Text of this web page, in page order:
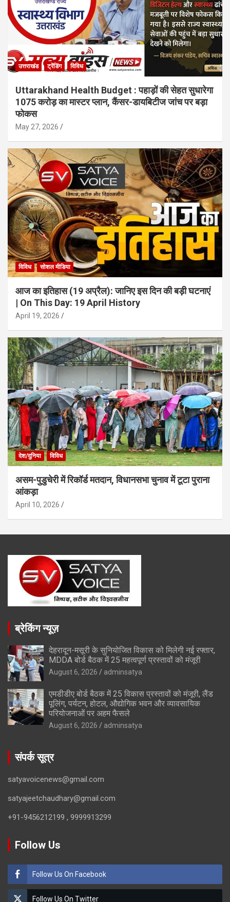
उत्तराखंड ट्रेंडिंग विविध
Uttarakhand Health Budget : पहाड़ों की सेहत सुधारेगा
1075 करोड़ का मास्टर प्लान, कैंसर-डायबिटीज जांच पर बड़ा
फोकस
May 27, 2026
विविध सोशल मीडिया
आज का इतिहास (19 अप्रैल): जानिए इस दिन की बड़ी घटनाएं
| On This Day: 19 April History
April 19, 2026
देश/दुनिया विविध
असम-पुडुचेरी में रिकॉर्ड मतदान, विधानसभा चुनाव में टूटा पुराना
आंकड़ा
April 10, 2026
ब्रेकिंग न्यूज़
देहरादून-मसूरी के सुनियोजित विकास को मिलेगी नई रफ्तार,
MDDA बोर्ड बैठक में 25 महत्वपूर्ण प्रस्तावों को मंजूरी
August 6, 2026 adminsatya
एमडीडीए बोर्ड बैठक में 25 विकास प्रस्तावों को मंजूरी, लैंड
पूलिंग, पर्यटन, होटल, औद्योगिक भवन और व्यावसायिक
परियोजनाओं पर अहम फैसले
August 6, 2026 adminsatya
संपर्क सूत्र
satyavoicenews@gmail.com
satyajeetchaudhary@gmail.com
+91-9456212199 , 9999913299
Follow Us
Follow Us On Facebook
Follow Us On Twitter